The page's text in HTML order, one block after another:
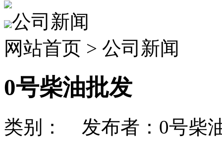
公司新闻
网站首页 > 公司新闻
0号柴油批发
类别： 发布者：0号